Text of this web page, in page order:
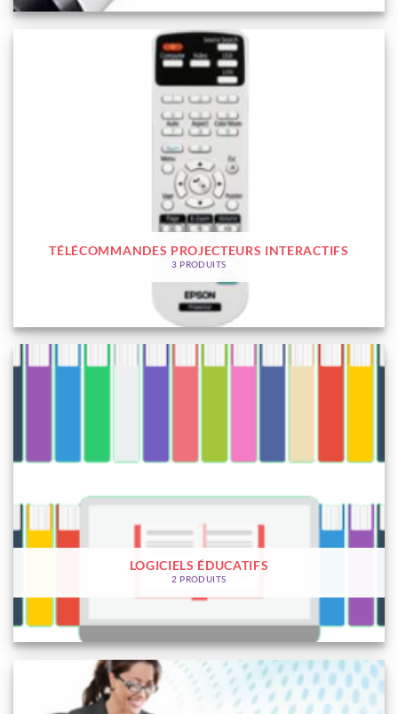
TÉLÉCOMMANDES PROJECTEURS INTERACTIFS
3 PRODUITS
LOGICIELS ÉDUCATIFS
2 PRODUITS